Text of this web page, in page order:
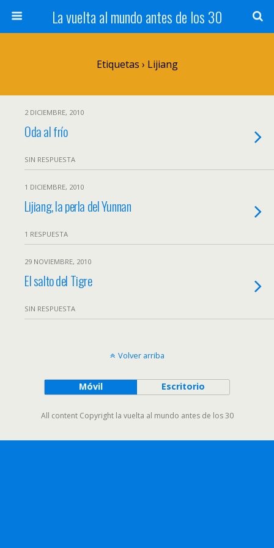
La vuelta al mundo antes de los 30
Etiquetas › Lijiang
2 DICIEMBRE, 2010
Oda al frío
SIN RESPUESTA
1 DICIEMBRE, 2010
Lijiang, la perla del Yunnan
1 RESPUESTA
29 NOVIEMBRE, 2010
El salto del Tigre
SIN RESPUESTA
Volver arriba
Móvil Escritorio
All content Copyright la vuelta al mundo antes de los 30